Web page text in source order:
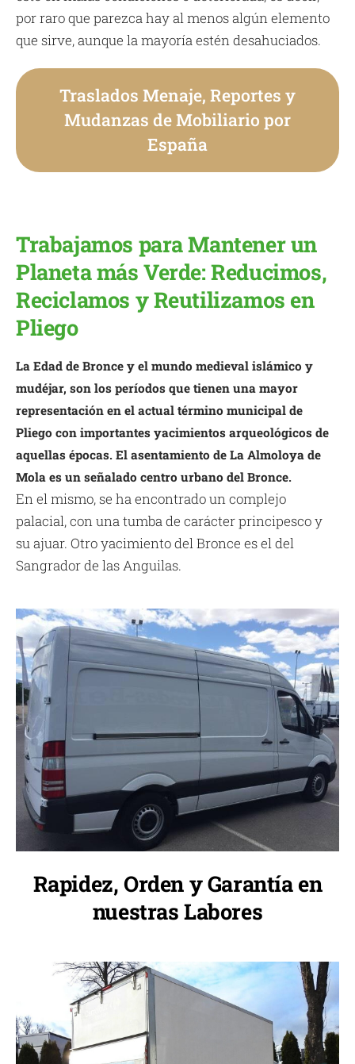
por raro que parezca hay al menos algún elemento
que sirve, aunque la mayoría estén desahuciados.
Traslados Menaje, Reportes y
Mudanzas de Mobiliario por
España
Trabajamos para Mantener un
Planeta más Verde: Reducimos,
Reciclamos y Reutilizamos en
Pliego
La Edad de Bronce y el mundo medieval islámico y
mudéjar, son los períodos que tienen una mayor
representación en el actual término municipal de
Pliego con importantes yacimientos arqueológicos de
aquellas épocas. El asentamiento de La Almoloya de
Mola es un señalado centro urbano del Bronce.
En el mismo, se ha encontrado un complejo
palacial, con una tumba de carácter principesco y
su ajuar. Otro yacimiento del Bronce es el del
Sangrador de las Anguilas.
Rapidez, Orden y Garantía en
nuestras Labores